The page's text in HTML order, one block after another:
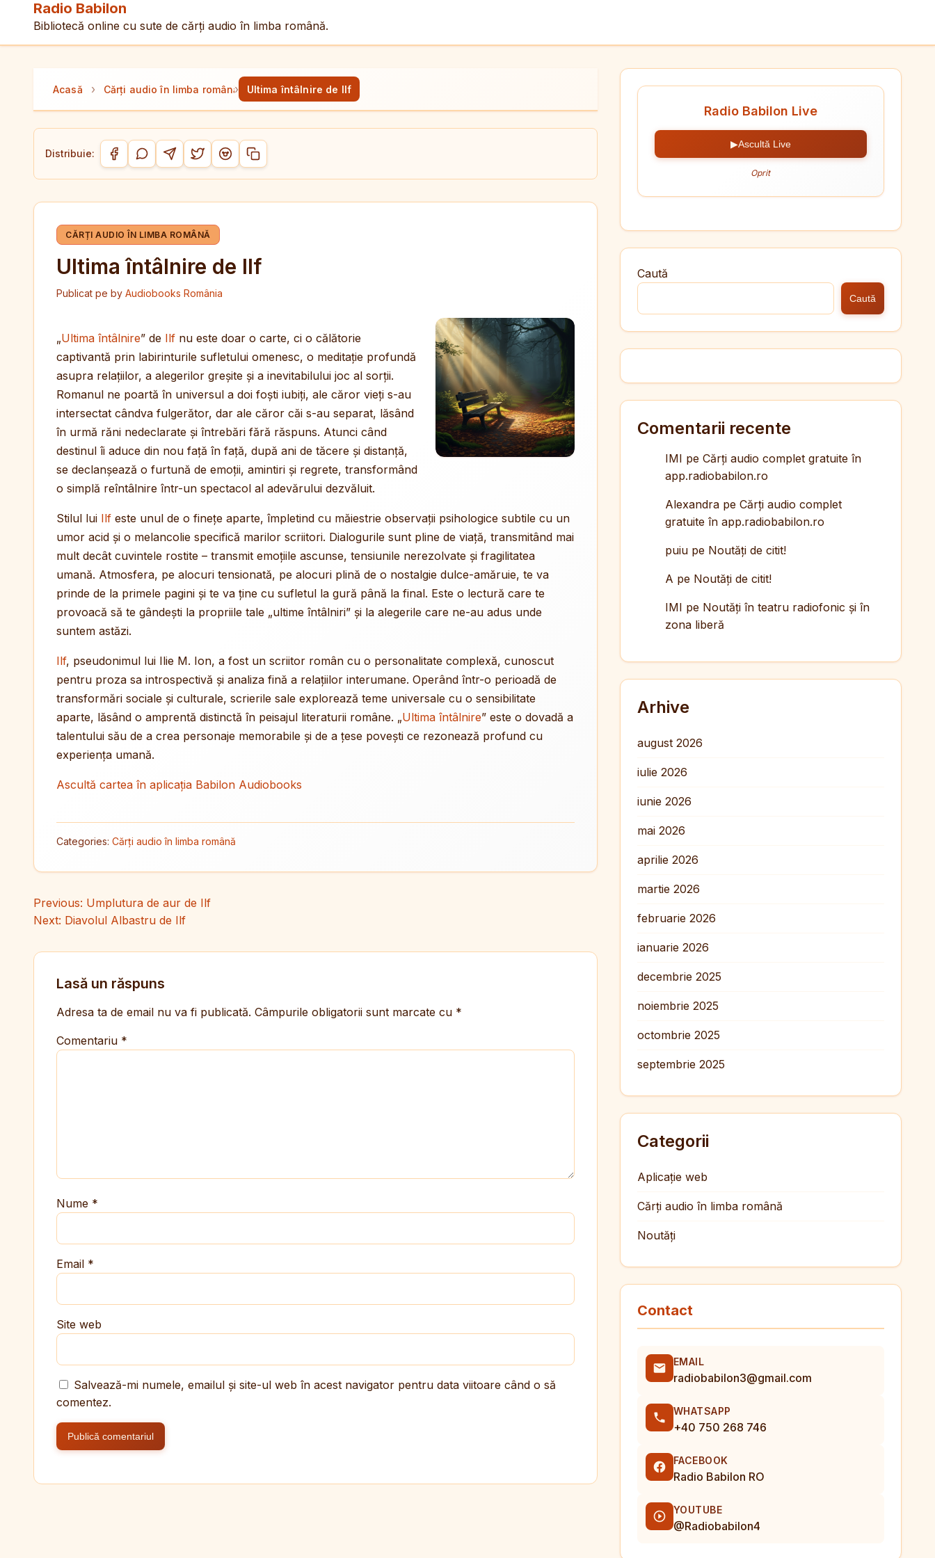
Radio Babilon
Bibliotecă online cu sute de cărți audio în limba română.
Acasă › Cărți audio în limba română
› Ultima întâlnire de Ilf
Distribuie:
Distribuie pe Facebook
Distribuie pe WhatsApp
Distribuie pe Telegram
Distribuie pe Twitter/X
Distribuie pe Reddit
Copiază link-ul
CĂRȚI AUDIO ÎN LIMBA ROMÂNĂ
Ultima întâlnire de Ilf
Publicat pe by Audiobooks România
„Ultima întâlnire” de Ilf nu este doar o carte, ci o călătorie
captivantă prin labirinturile sufletului omenesc, o meditație profundă
asupra relațiilor, a alegerilor greșite și a inevitabilului joc al sorții.
Romanul ne poartă în universul a doi foști iubiți, ale căror vieți s-au
intersectat cândva fulgerător, dar ale căror căi s-au separat, lăsând
în urmă răni nedeclarate și întrebări fără răspuns. Atunci când
destinul îi aduce din nou față în față, după ani de tăcere și distanță,
se declanșează o furtună de emoții, amintiri și regrete, transformând
o simplă reîntâlnire într-un spectacol al adevărului dezvăluit.
Stilul lui Ilf este unul de o finețe aparte, împletind cu măiestrie observații psihologice subtile cu un
umor acid și o melancolie specifică marilor scriitori. Dialogurile sunt pline de viață, transmitând mai
mult decât cuvintele rostite – transmit emoțiile ascunse, tensiunile nerezolvate și fragilitatea
umană. Atmosfera, pe alocuri tensionată, pe alocuri plină de o nostalgie dulce-amăruie, te va
prinde de la primele pagini și te va ține cu sufletul la gură până la final. Este o lectură care te
provoacă să te gândești la propriile tale „ultime întâlniri” și la alegerile care ne-au adus unde
suntem astăzi.
Ilf, pseudonimul lui Ilie M. Ion, a fost un scriitor român cu o personalitate complexă, cunoscut
pentru proza sa introspectivă și analiza fină a relațiilor interumane. Operând într-o perioadă de
transformări sociale și culturale, scrierile sale explorează teme universale cu o sensibilitate
aparte, lăsând o amprentă distinctă în peisajul literaturii române. „Ultima întâlnire” este o dovadă a
talentului său de a crea personaje memorabile și de a țese povești ce rezonează profund cu
experiența umană.
Ascultă cartea în aplicația Babilon Audiobooks
Categories: Cărți audio în limba română
Navigare în articole
Previous: Umplutura de aur de Ilf
Next: Diavolul Albastru de Ilf
Lasă un răspuns
Adresa ta de email nu va fi publicată. Câmpurile obligatorii sunt marcate cu *
Comentariu *
Nume *
Email *
Site web
Salvează-mi numele, emailul și site-ul web în acest navigator pentru data viitoare când o să
comentez.
Radio Babilon Live
▶Ascultă Live
Oprit
Caută
Caută
Comentarii recente
IMI pe Cărți audio complet gratuite în
app.radiobabilon.ro
Alexandrape Cărți audio complet
gratuite în app.radiobabilon.ro
puiupe Noutăți de citit!
A pe Noutăți de citit!
IMI pe Noutăți în teatru radiofonic și în
zona liberă
Arhive
august 2026
iulie 2026
iunie 2026
mai 2026
aprilie 2026
martie 2026
februarie 2026
ianuarie 2026
decembrie 2025
noiembrie 2025
octombrie 2025
septembrie 2025
Categorii
Aplicație web
Cărți audio în limba română
Noutăți
Contact
EMAIL
radiobabilon3@gmail.com
WHATSAPP
+40 750 268 746
FACEBOOK
Radio Babilon RO
YOUTUBE
@Radiobabilon4